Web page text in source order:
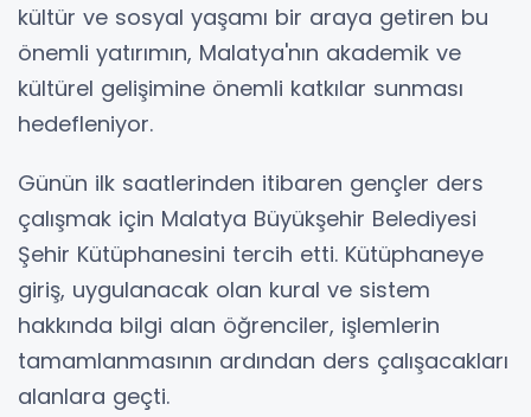
kültür ve sosyal yaşamı bir araya getiren bu
önemli yatırımın, Malatya'nın akademik ve
kültürel gelişimine önemli katkılar sunması
hedefleniyor.
Günün ilk saatlerinden itibaren gençler ders
çalışmak için Malatya Büyükşehir Belediyesi
Şehir Kütüphanesini tercih etti. Kütüphaneye
giriş, uygulanacak olan kural ve sistem
hakkında bilgi alan öğrenciler, işlemlerin
tamamlanmasının ardından ders çalışacakları
alanlara geçti.